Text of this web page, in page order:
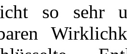
so sehr